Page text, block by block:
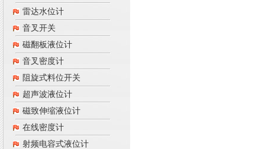
雷达水位计
音叉开关
磁翻板液位计
音叉密度计
阻旋式料位开关
超声波液位计
磁致伸缩液位计
在线密度计
射频电容式液位计